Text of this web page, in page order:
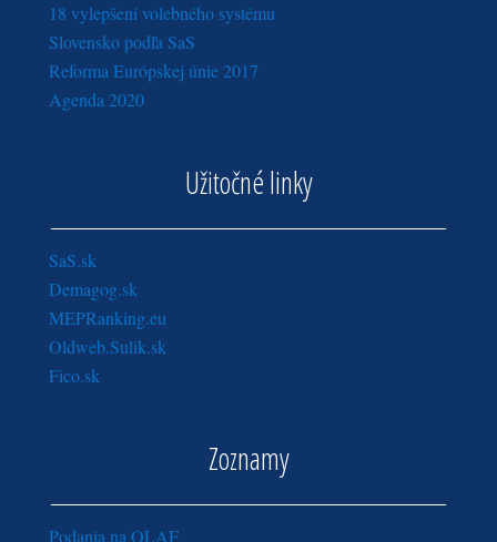
18 vylepšení volebného systému
Slovensko podľa SaS
Reforma Európskej únie 2017
Agenda 2020
Užitočné linky
SaS.sk
Demagog.sk
MEPRanking.eu
Oldweb.Sulik.sk
Fico.sk
Zoznamy
Podania na OLAF